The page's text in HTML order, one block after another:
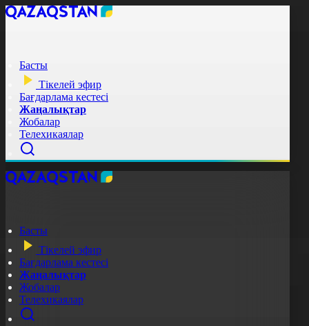
Басты
Тікелей эфир
Бағдарлама кестесі
Жаңалықтар
Жобалар
Телехикаялар
Басты
Тікелей эфир
Бағдарлама кестесі
Жаңалықтар
Жобалар
Телехикаялар